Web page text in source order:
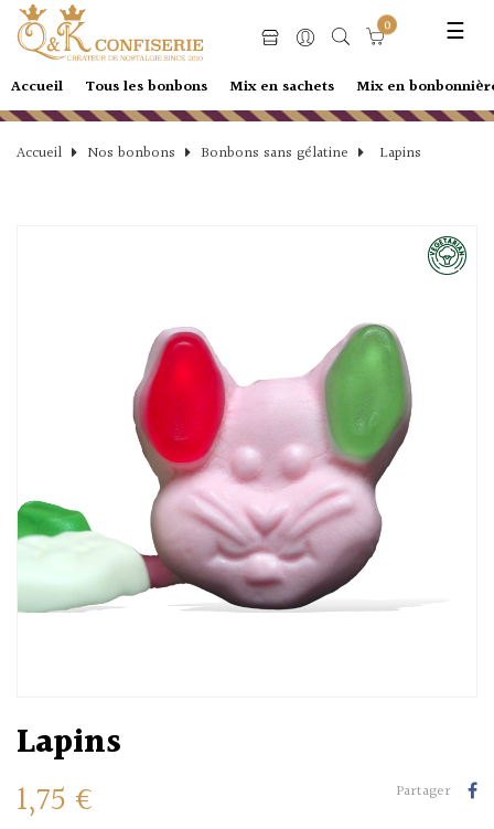
☰
0
Accueil Tous les bonbons Mix en sachets Mix en
Accueil Nos bonbons Bonbons sans gélatine Lapins
Lapins
1,75 €
Partager